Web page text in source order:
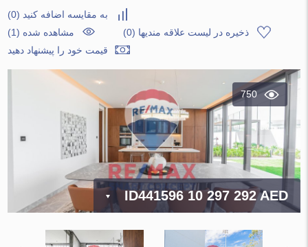
به مقایسه اضافه کنید (
0
)
ذخیره در لیست علاقه مندیها (
0
)
مشاهده شده (1)
قیمت خود را پیشنهاد دهید
750
ID44159610 297 292 AED